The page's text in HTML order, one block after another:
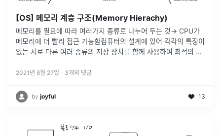
[OS] 메모리 계층 구조(Memory Hierachy)
메모리를 필요에 따라 여러가지 종류로 나누어 두는 것→ CPU가
메모리에 더 빨리 접근 가능함컴퓨터의 설계에 있어 각각의 특징이
있는 서로 다른 여러 종류의 저장 장치를 함께 사용하여 최적의 효
수 있도 ...
2021년 6월 27일 · 3개의 댓글
by joyful 13